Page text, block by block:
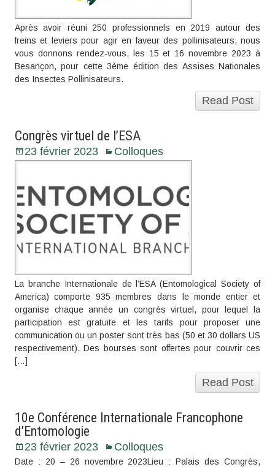
Après avoir réuni 250 professionnels en 2019 autour des
freins et leviers pour agir en faveur des pollinisateurs, nous
vous donnons rendez-vous, les 15 et 16 novembre 2023 à
Besançon, pour cette 3ème édition des Assises Nationales
des Insectes Pollinisateurs.
Read Post
Congrès virtuel de l’ESA
23 février 2023 Colloques
La branche Internationale de l’ESA (Entomological Society of
America) comporte 935 membres dans le monde entier et
organise chaque année un congrès virtuel, pour lequel la
participation est gratuite et les tarifs pour proposer une
communication ou un poster sont très bas (50 et 30 dollars US
respectivement). Des bourses sont offertes pour couvrir ces
[…]
Read Post
10e Conférence Internationale Francophone
d’Entomologie
23 février 2023 Colloques
Date : 20 – 26 novembre 2023Lieu : Palais des Congrès,